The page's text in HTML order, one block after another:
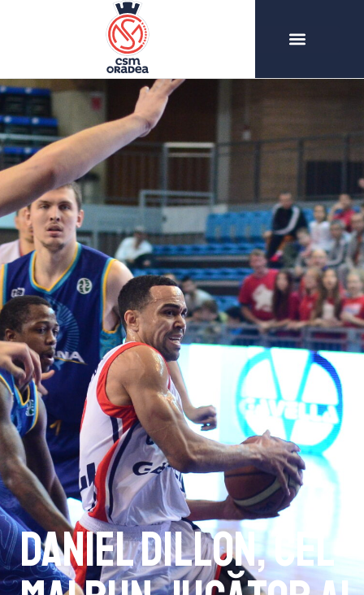
Daniel Dillon, cel